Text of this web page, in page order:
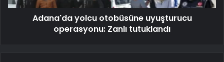
Adana'da yolcu otobüsüne uyuşturucu
operasyonu: Zanlı tutuklandı